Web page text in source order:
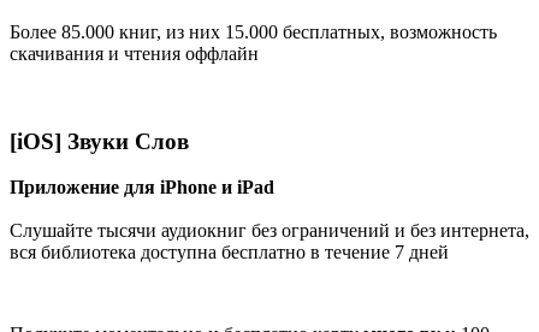
Более 85.000 книг, из них 15.000 бесплатных, возможность
скачивания и чтения оффлайн
[iOS] Звуки Слов
Приложение для iPhone и iPad
Слушайте тысячи аудиокниг без ограничений и без интернета,
вся библиотека доступна бесплатно в течение 7 дней